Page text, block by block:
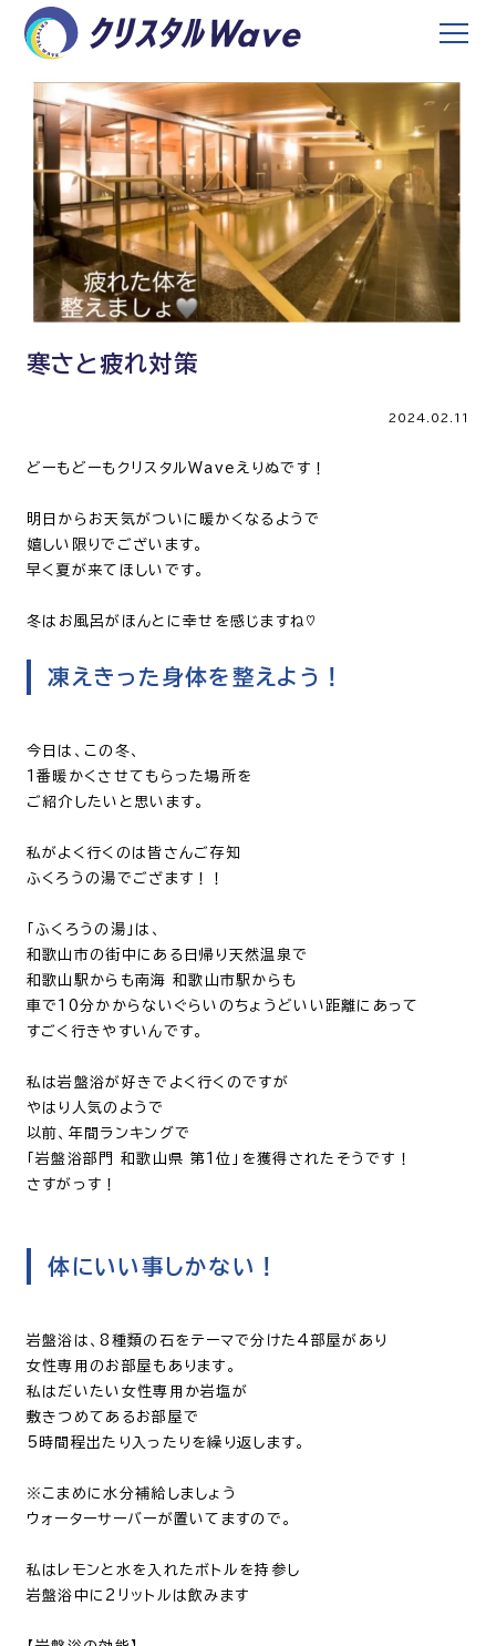
寒さと疲れ対策
2024.02.11
どーもどーもクリスタルWaveえりぬです！
明日からお天気がついに暖かくなるようで
嬉しい限りでございます。
早く夏が来てほしいです。
冬は お風呂がほんとに幸せを感じますね♡
凍えきった身体を整えよう！
今日は、この冬、
1番暖かくさせてもらった場所を
ご紹介したいと思います。
私がよく行くのは皆さんご存知
ふくろうの湯でござます！！
「ふくろうの湯」は、
和歌山市の街中にある日帰り天然温泉で
和歌山駅からも南海 和歌山市駅からも
車で10分かからないぐらいのちょうどいい距離にあって
すごく行きやすいんです。
私は岩盤浴が好きでよく行くのですが
やはり人気のようで
以前、年間ランキングで
「岩盤浴部門
和歌山県 第 1位」を獲得されたそうです！
さすがっす！
体にいい事しかない！
岩盤浴は、8 種類の石をテーマで分けた 4 部屋があり
女性専用のお部屋もあります。
私はだいたい女性専用か岩塩が
敷きつめてあるお部屋で
5時間程出たり入ったりを繰り返します。
※こまめに水分補給しましょう
ウォーターサーバーが置いてますので。
私はレモンと水を入れたボトルを持参し
岩盤浴中に2リットルは飲みます